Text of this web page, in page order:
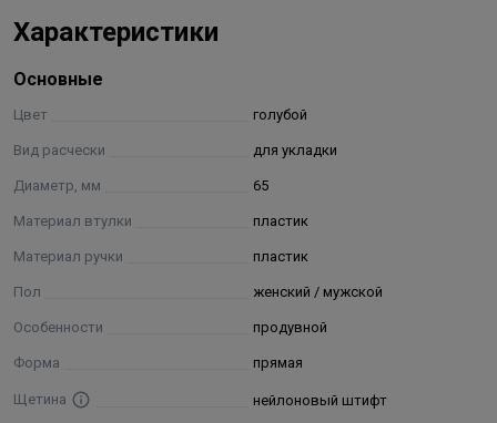
Характеристики
Основные
Цвет голубой
Вид расчески для укладки
Диаметр, мм 65
Материал втулки пластик
Материал ручки пластик
Пол женский / мужской
Особенности продувной
Форма прямая
Щетина нейлоновый штифт